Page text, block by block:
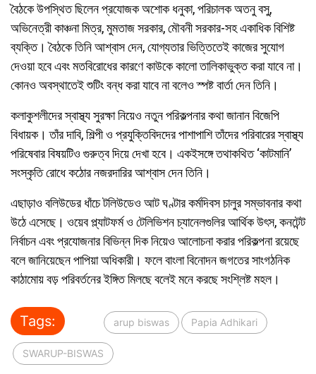
বৈঠকে উপস্থিত ছিলেন প্রযোজক অশোক ধনুকা, পরিচালক অতনু বসু,
অভিনেত্রী কাঞ্চনা মিত্র, মুমতাজ সরকার, মৌবনী সরকার-সহ একাধিক বিশিষ্ট
ব্যক্তি। বৈঠকে তিনি আশ্বাস দেন, যোগ্যতার ভিত্তিতেই কাজের সুযোগ
দেওয়া হবে এবং মতবিরোধের কারণে কাউকে কালো তালিকাভুক্ত করা যাবে না।
কোনও অবস্থাতেই শুটিং বন্ধ করা যাবে না বলেও স্পষ্ট বার্তা দেন তিনি।
কলাকুশলীদের স্বাস্থ্য সুরক্ষা নিয়েও নতুন পরিকল্পনার কথা জানান বিজেপি
বিধায়ক। তাঁর দাবি, শিল্পী ও প্রযুক্তিবিদদের পাশাপাশি তাঁদের পরিবারের স্বাস্থ্য
পরিষেবার বিষয়টিও গুরুত্ব দিয়ে দেখা হবে। একইসঙ্গে তথাকথিত ‘কাটমানি’
সংস্কৃতি রোধে কঠোর নজরদারির আশ্বাস দেন তিনি।
এছাড়াও বলিউডের ধাঁচে টলিউডেও আট ঘণ্টার কর্মদিবস চালুর সম্ভাবনার কথা
উঠে এসেছে। ওয়েব প্ল্যাটফর্ম ও টেলিভিশন চ্যানেলগুলির আর্থিক উৎস, কনটেন্ট
নির্বাচন এবং প্রযোজনার বিভিন্ন দিক নিয়েও আলোচনা করার পরিকল্পনা রয়েছে
বলে জানিয়েছেন পাপিয়া অধিকারী। ফলে বাংলা বিনোদন জগতের সাংগঠনিক
কাঠামোয় বড় পরিবর্তনের ইঙ্গিত মিলছে বলেই মনে করছে সংশ্লিষ্ট মহল।
Tags: arup biswas Papia Adhikari
SWARUP-BISWAS